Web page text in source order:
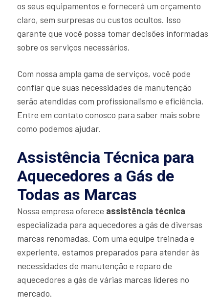
os seus equipamentos e fornecerá um orçamento
claro, sem surpresas ou custos ocultos. Isso
garante que você possa tomar decisões informadas
sobre os serviços necessários.
Com nossa ampla gama de serviços, você pode
confiar que suas necessidades de manutenção
serão atendidas com profissionalismo e eficiência.
Entre em contato conosco para saber mais sobre
como podemos ajudar.
Assistência Técnica para
Aquecedores a Gás de
Todas as Marcas
Nossa empresa oferece assistência técnica
especializada para aquecedores a gás de diversas
marcas renomadas. Com uma equipe treinada e
experiente, estamos preparados para atender às
necessidades de manutenção e reparo de
aquecedores a gás de várias marcas líderes no
mercado.